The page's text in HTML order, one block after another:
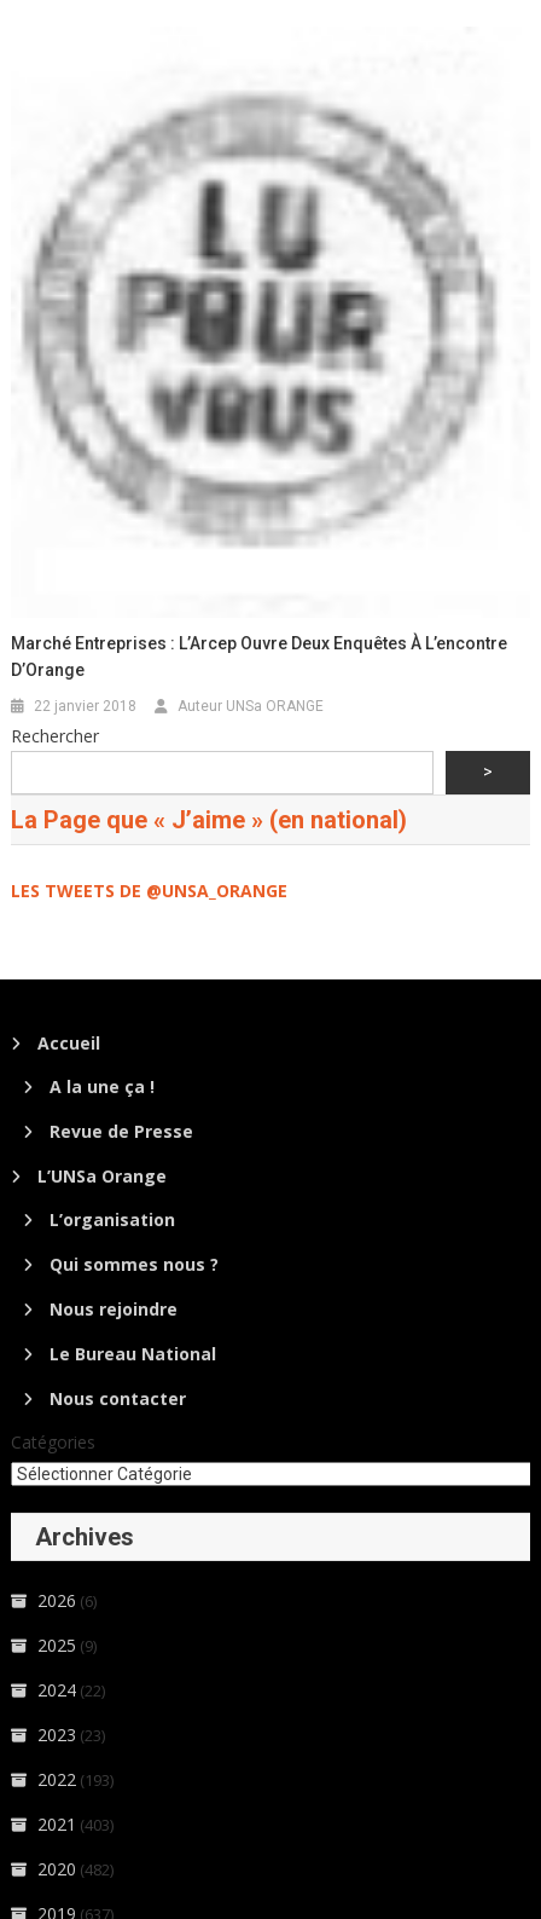
Marché Entreprises : L’Arcep Ouvre Deux Enquêtes À L’encontre
D’Orange
22 janvier 2018 Auteur UNSa ORANGE
Rechercher
>
La Page que « J’aime » (en national)
LES TWEETS DE @UNSA_ORANGE
Accueil
A la une ça !
Revue de Presse
L’UNSa Orange
L’organisation
Qui sommes nous ?
Nous rejoindre
Le Bureau National
Nous contacter
Catégories
Archives
2026 (6)
2025 (9)
2024 (22)
2023 (23)
2022 (193)
2021 (403)
2020 (482)
2019 (637)